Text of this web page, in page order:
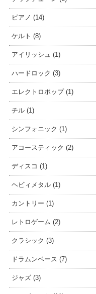
ピアノ (14)
ケルト (8)
アイリッシュ (1)
ハードロック (3)
エレクトロポップ (1)
チル (1)
シンフォニック (1)
アコースティック (2)
ディスコ (1)
ヘビィメタル (1)
カントリー (1)
レトロゲーム (2)
クラシック (3)
ドラムンベース (7)
ジャズ (3)